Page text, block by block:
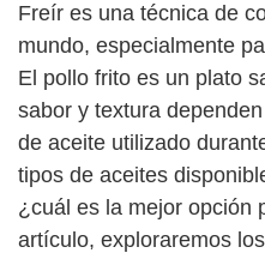
Freír es una técnica de
mundo, especialmente
El pollo frito es un plato
sabor y textura
de aceite utilizado
tipos de aceites
¿cuál es la mejor opción
artículo, exploraremos